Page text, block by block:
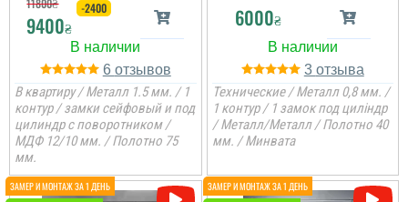
Леонід
9400₴
-2400
6
В квартиру / Металл 1.5 мм. / 1
контур / замки сейфовый и под
цилиндр с поворотником /
МДФ 12/10 мм. / Полотно 75
мм.
6000₴
3
Технические / Металл 0,8 мм. /
1 контур / 1 замок под циліндр
/ Металл/Металл / Полотно 40
мм. / Минвата